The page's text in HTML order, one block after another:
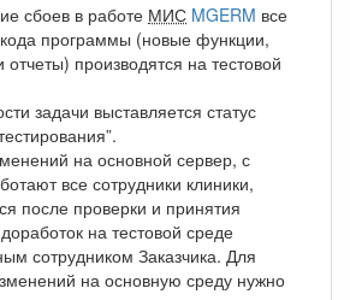
сбоев в работе МИС MGERM все
программы (новые функции,
отчеты) производятся на тестовой
задачи выставляется статус
на основной сервер, с
все сотрудники клиники,
после проверки и принятия
на тестовой среде
сотрудником Заказчика. Для
на основную среду нужно